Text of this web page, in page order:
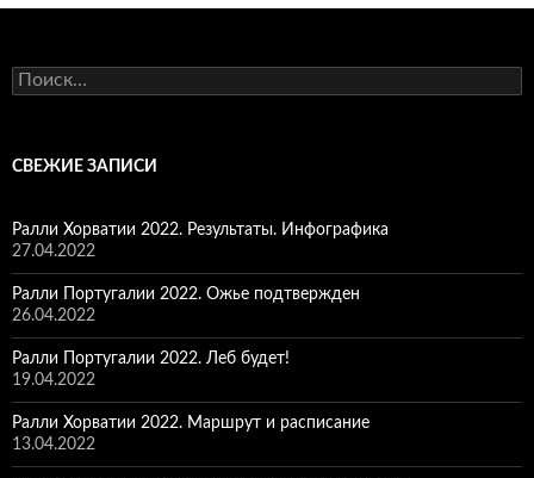
Найти:
СВЕЖИЕ ЗАПИСИ
Ралли Хорватии 2022. Результаты. Инфографика
27.04.2022
Ралли Португалии 2022. Ожье подтвержден
26.04.2022
Ралли Португалии 2022. Леб будет!
19.04.2022
Ралли Хорватии 2022. Маршрут и расписание
13.04.2022